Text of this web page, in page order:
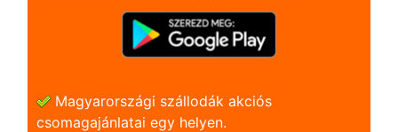
Magyarországi szállodák akciós
csomagajánlatai egy helyen.